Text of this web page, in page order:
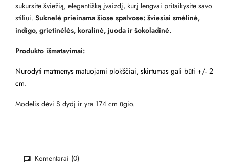
sukursite šviežią, elegantišką įvaizdį, kurį lengvai pritaikysite savo
stiliui. Suknelė prieinama šiose spalvose: šviesiai smėlinė,
indigo, grietinėlės, koralinė, juoda ir šokoladinė.
Produkto išmatavimai:
Nurodyti matmenys matuojami plokščiai, skirtumas gali būti +/- 2
cm.
Modelis dėvi S dydį ir yra 174 cm ūgio.
Komentarai (0)